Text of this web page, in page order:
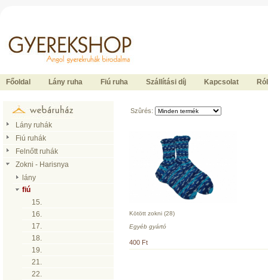
Főoldal Lány ruha Fiú ruha Szállítási díj Kapcsolat
Lány ruhák
Fiú ruhák
Felnőtt ruhák
Zokni - Harisnya
lány
fiú
15.
16.
17.
18.
19.
21.
22.
Szûrés:
Kötött zokni (28)
Egyéb gyártó
400 Ft